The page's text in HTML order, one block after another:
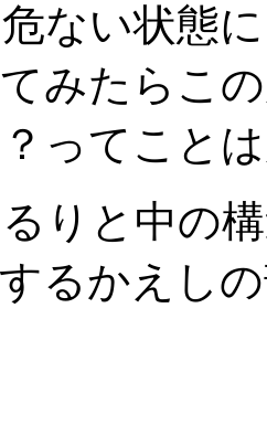
ない状態
みたらこ
ってこと
りと中の
るかえし